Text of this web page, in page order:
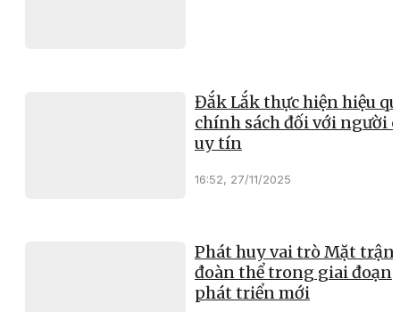
Đắk Lắk thực hiện hiệu
chính sách đối với người
uy tín
16:52, 27/11/2025
Phát huy vai trò Mặt trận
đoàn thể trong giai đoạn
phát triển mới